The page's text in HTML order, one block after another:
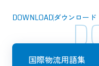
DOWNLOAD ダウンロード
国際物流用語集